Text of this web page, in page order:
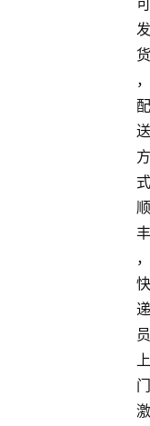
可
发
货
，
配
送
方
式
顺
丰
，
快
递
员
上
门
激